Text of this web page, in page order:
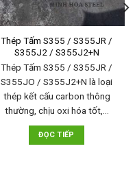
Thép Tấm S355 / S355JR /
S355J2 / S355J2+N
Thép Tấm S355 / S355JR /
S355JO / S355J2+N là loại
thép kết cấu carbon thông
thường, chịu oxi hóa tốt,…
ĐỌC TIẾP